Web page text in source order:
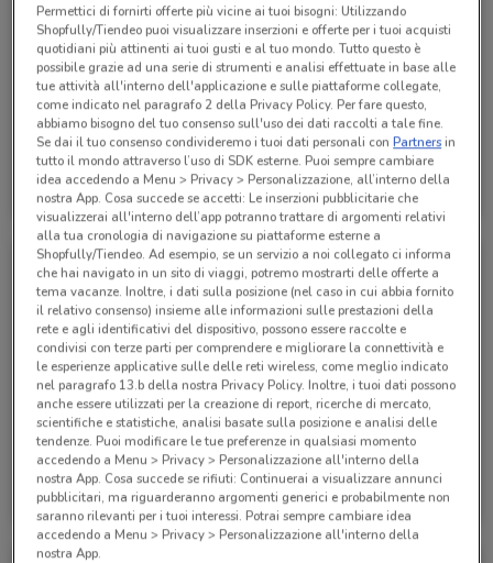
Acqua & Sapone
Scade mercoledì 610 m
Acqua & Sapone
Scade il 16/08
-2 GIORNI
Acqua & Sapone
Scade sabato 610 m
Acqua & Sapone
Scade mercoledì
Permettici di fornirti offerte più vicine ai tuoi bisogni: Utilizzando
Shopfully/Tiendeo puoi visualizzare inserzioni e offerte per i tuoi acquisti
quotidiani più attinenti ai tuoi gusti e al tuo mondo. Tutto questo è
possibile grazie ad una serie di strumenti e analisi effettuate in base alle
tue attività all'interno dell'applicazione e sulle piattaforme collegate,
come indicato nel paragrafo 2 della Privacy Policy. Per fare questo,
abbiamo bisogno del tuo consenso sull'uso dei dati raccolti a tale fine.
Se dai il tuo consenso condivideremo i tuoi dati personali conPartnersin
tutto il mondo attraverso l’uso di SDK esterne. Puoi sempre cambiare
idea accedendo a Menu > Privacy > Personalizzazione, all’interno della
nostra App. Cosa succede se accetti: Le inserzioni pubblicitarie che
visualizzerai all'interno dell’app potranno trattare di argomenti relativi
alla tua cronologia di navigazione su piattaforme esterne a
Shopfully/Tiendeo. Ad esempio, se un servizio a noi collegato ci informa
che hai navigato in un sito di viaggi, potremo mostrarti delle offerte a
tema vacanze. Inoltre, i dati sulla posizione (nel caso in cui abbia fornito
il relativo consenso) insieme alle informazioni sulle prestazioni della
rete e agli identificativi del dispositivo, possono essere raccolte e
condivisi con terze parti per comprendere e migliorare la connettività e
le esperienze applicative sulle delle reti wireless, come meglio indicato
nel paragrafo 13.b della nostra Privacy Policy. Inoltre, i tuoi dati possono
anche essere utilizzati per la creazione di report, ricerche di mercato,
scientifiche e statistiche, analisi basate sulla posizione e analisi delle
tendenze. Puoi modificare le tue preferenze in qualsiasi momento
accedendo a Menu > Privacy > Personalizzazione all'interno della
nostra App. Cosa succede se rifiuti: Continuerai a visualizzare annunci
pubblicitari, ma riguarderanno argomenti generici e probabilmente non
saranno rilevanti per i tuoi interessi. Potrai sempre cambiare idea
accedendo a Menu > Privacy > Personalizzazione all'interno della
nostra App.